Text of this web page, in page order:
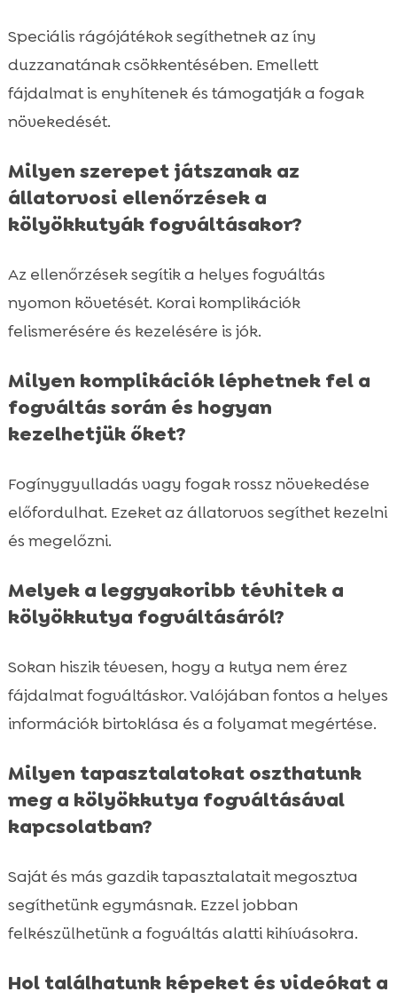
Speciális rágójátékok segíthetnek az íny
duzzanatának csökkentésében. Emellett
fájdalmat is enyhítenek és támogatják a fogak
növekedését.
Milyen szerepet játszanak az
állatorvosi ellenőrzések a
kölyökkutyák fogváltásakor?
Az ellenőrzések segítik a helyes fogváltás
nyomon követését. Korai komplikációk
felismerésére és kezelésére is jók.
Milyen komplikációk léphetnek fel a
fogváltás során és hogyan
kezelhetjük őket?
Fogínygyulladás vagy fogak rossz növekedése
előfordulhat. Ezeket az állatorvos segíthet kezelni
és megelőzni.
Melyek a leggyakoribb tévhitek a
kölyökkutya fogváltásáról?
Sokan hiszik tévesen, hogy a kutya nem érez
fájdalmat fogváltáskor. Valójában fontos a helyes
információk birtoklása és a folyamat megértése.
Milyen tapasztalatokat oszthatunk
meg a kölyökkutya fogváltásával
kapcsolatban?
Saját és más gazdik tapasztalatait megosztva
segíthetünk egymásnak. Ezzel jobban
felkészülhetünk a fogváltás alatti kihívásokra.
Hol találhatunk képeket és videókat a